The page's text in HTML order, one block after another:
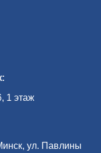
1 этаж
ул. Павлины